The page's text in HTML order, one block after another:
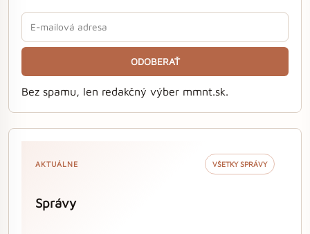
ODOBERAŤ
Bez spamu, len redakčný výber mmnt.sk.
AKTUÁLNE VŠETKY SPRÁVY
Správy